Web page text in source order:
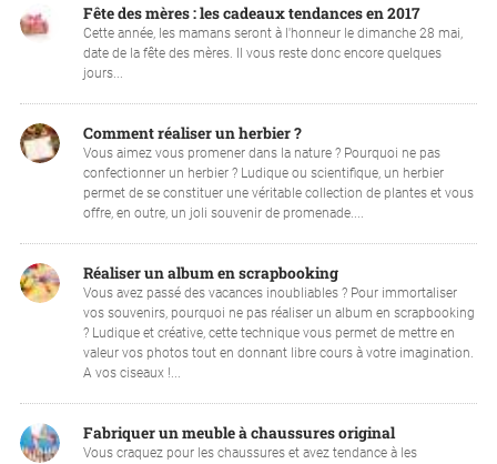
Fête des mères : les cadeaux tendances en 2017
Cette année, les mamans seront à l'honneur le dimanche 28 mai,
date de la fête des mères. Il vous reste donc encore quelques
jours...
Comment réaliser un herbier ?
Vous aimez vous promener dans la nature ? Pourquoi ne pas
confectionner un herbier ? Ludique ou scientifique, un herbier
permet de se constituer une véritable collection de plantes et vous
offre, en outre, un joli souvenir de promenade....
Réaliser un album en scrapbooking
Vous avez passé des vacances inoubliables ? Pour immortaliser
vos souvenirs, pourquoi ne pas réaliser un album en scrapbooking
? Ludique et créative, cette technique vous permet de mettre en
valeur vos photos tout en donnant libre cours à votre imagination.
A vos ciseaux !...
Fabriquer un meuble à chaussures original
Vous craquez pour les chaussures et avez tendance à les